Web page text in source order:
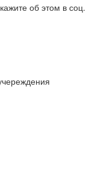
об этом в соц.